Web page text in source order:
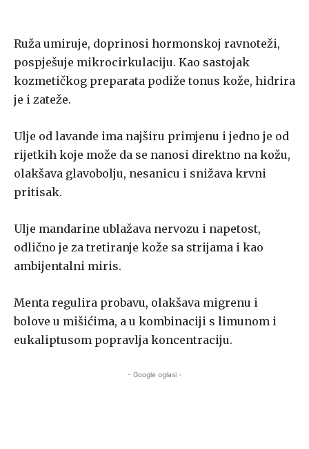
Ruža umiruje, doprinosi hormonskoj ravnoteži,
pospješuje mikrocirkulaciju. Kao sastojak
kozmetičkog preparata podiže tonus kože, hidrira
je i zateže.
Ulje od lavande ima najširu primjenu i jedno je od
rijetkih koje može da se nanosi direktno na kožu,
olakšava glavobolju, nesanicu i snižava krvni
pritisak.
Ulje mandarine ublažava nervozu i napetost,
odlično je za tretiranje kože sa strijama i kao
ambijentalni miris.
Menta regulira probavu, olakšava migrenu i
bolove u mišićima, a u kombinaciji s limunom i
eukaliptusom popravlja koncentraciju.
- Google oglasi -